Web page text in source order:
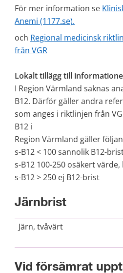
För mer information se
Anemi (1177.se).
och Regional medicinsk
från VGR
Lokalt tillägg till
I Region Värmland saknas
B12. Därför gäller andra
som anges i riktlinjen från
B12 i
Region Värmland gäller
s-B12 < 100 sannolik B12-
s-B12 100-250 osäkert
s-B12 > 250 ej B12-brist
Järnbrist
Järn, tvåvärt
Vid försämrat